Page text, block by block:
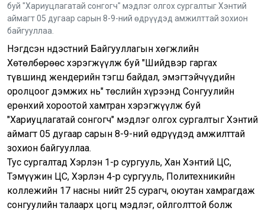
буй "Хариуцлагатай сонгогч" мэдлэг олгох сургалтыг Хэнтий
аймагт 05 дугаар сарын 8-9-ний өдрүүдэд амжилттай зохион
байгууллаа.
Нэгдсэн Үндэстний Байгууллагын хөгжлийн
Хөтөлбөрөөс хэрэгжүүлж буй "Шийдвэр гаргах
түвшинд жендерийн тэгш байдал, эмэгтэйчүүдийн
оролцоог дэмжих нь" төслийн хүрээнд Сонгуулийн
ерөнхий хороотой хамтран хэрэгжүүлж буй
"Хариуцлагатай сонгогч" мэдлэг олгох сургалтыг Хэнтий
аймагт 05 дугаар сарын 8-9-ний өдрүүдэд амжилттай
зохион байгууллаа.
Тус сургалтад Хэрлэн 1-р сургууль, Хан Хэнтий ЦС,
Тэмүүжин ЦС, Хэрлэн 4-р сургууль, Политехникийн
коллежийн 17 насны нийт 25 сурагч, оюутан хамрагдаж
сонгуулийн талаарх цогц мэдлэг, ойлголттой болж